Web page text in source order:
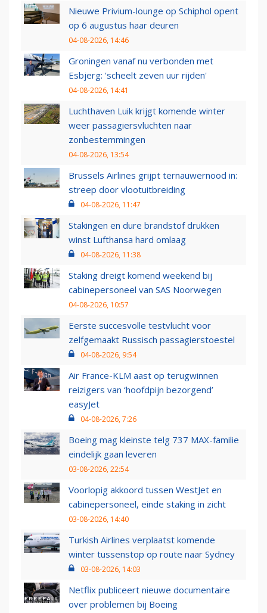
Nieuwe Privium-lounge op Schiphol opent
op 6 augustus haar deuren
04-08-2026, 14:46
Groningen vanaf nu verbonden met
Esbjerg: 'scheelt zeven uur rijden'
04-08-2026, 14:41
Luchthaven Luik krijgt komende winter
weer passagiersvluchten naar
zonbestemmingen
04-08-2026, 13:54
Brussels Airlines grijpt ternauwernood in:
streep door vlootuitbreiding
04-08-2026, 11:47
Stakingen en dure brandstof drukken
winst Lufthansa hard omlaag
04-08-2026, 11:38
Staking dreigt komend weekend bij
cabinepersoneel van SAS Noorwegen
04-08-2026, 10:57
Eerste succesvolle testvlucht voor
zelfgemaakt Russisch passagierstoestel
04-08-2026, 9:54
Air France-KLM aast op terugwinnen
reizigers van ‘hoofdpijn bezorgend’
easyJet
04-08-2026, 7:26
Boeing mag kleinste telg 737 MAX-familie
eindelijk gaan leveren
03-08-2026, 22:54
Voorlopig akkoord tussen WestJet en
cabinepersoneel, einde staking in zicht
03-08-2026, 14:40
Turkish Airlines verplaatst komende
winter tussenstop op route naar Sydney
03-08-2026, 14:03
Netflix publiceert nieuwe documentaire
over problemen bij Boeing